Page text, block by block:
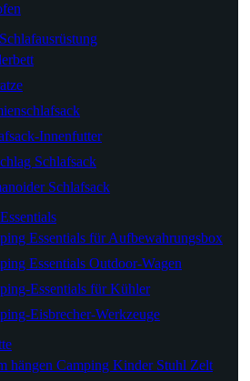
Innenfutter
Schlafsack
Schlafsack
Essentials für Aufbewahrungsbox
Essentials Outdoor-Wagen
Essentials für Kühler
Eisbrecher-Werkzeuge
hängen Camping Kinder Stuhl Zelt